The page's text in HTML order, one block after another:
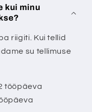
kui minu
riigiti. Kui tellid
su tellimuse
tööpäeva